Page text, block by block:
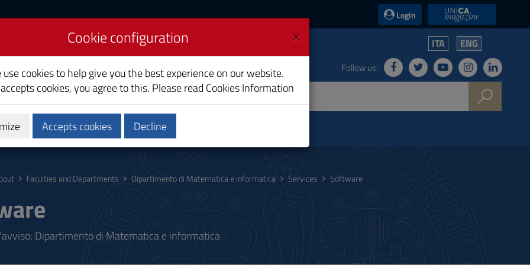
Login UniCA News
ITA ENG
Follow us:
Faculties and Departments Dipartimento di Matematica e informatica Services Software
Dipartimento di Matematica e informatica
×
Cookie configuration
use cookies to help give you the best experience on our website.
cookies, you agree to this. Please read Cookies Information
Accepts cookies Decline